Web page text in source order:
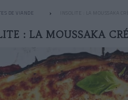
DE VIANDE INSOLITE : LA MOUSSAKA
: LA MOUSSAKA